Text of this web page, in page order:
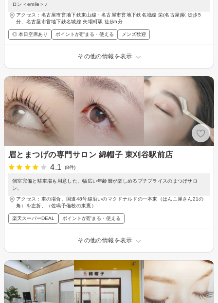
ロン＜emile＞♪
アクセス：名古屋市営地下鉄東山線・名古屋市営地下鉄名城線 栄(名古屋)駅 徒歩5
分、名古屋市営地下鉄名城線 矢場町駅 徒歩5分
◎ 本日空席あり ポイントが貯まる・使える メンズ歓迎
その他の情報を表示
眉とまつげの専門サロン 綿帽子 東刈谷駅前店
4.1
(8件)
個室完備と駐車場も用意した、幅広い年齢層が楽しめるプチプライスのまつげサロ
ン。
アクセス：車の場合、国道48号線沿いのマクドナルドの一本東（はんこ屋さん21の
角）を左折。（佐鳴予備校の東裏）
楽天スーパーDEAL ポイントが貯まる・使える
その他の情報を表示